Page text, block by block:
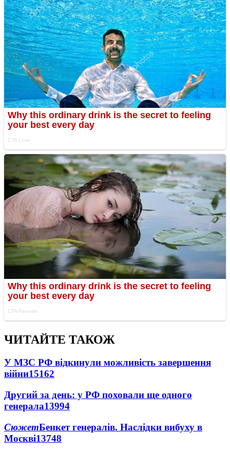
ЧИТАЙТЕ ТАКОЖ
У МЗС РФ відкинули можливість завершення
війни15162
Другий за день: у РФ поховали ще одного
генерала13994
СюжетБенкет генералів. Наслідки вибуху в
Москві13748